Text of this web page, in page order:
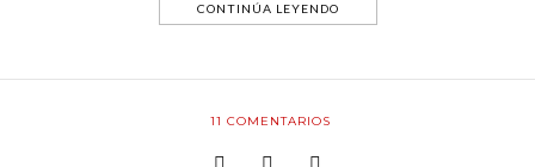
CONTINÚA LEYENDO
11 COMENTARIOS